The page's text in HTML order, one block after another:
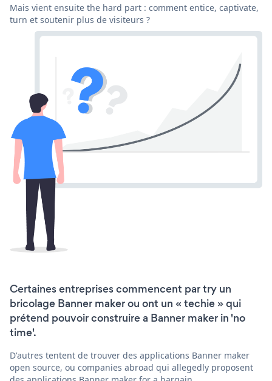
Mais vient ensuite the hard part : comment entice, captivate,
turn et soutenir plus de visiteurs ?
Certaines entreprises commencent par try un
bricolage Banner maker ou ont un « techie » qui
prétend pouvoir construire a Banner maker in 'no
time'.
D'autres tentent de trouver des applications Banner maker
open source, ou companies abroad qui allegedly proposent